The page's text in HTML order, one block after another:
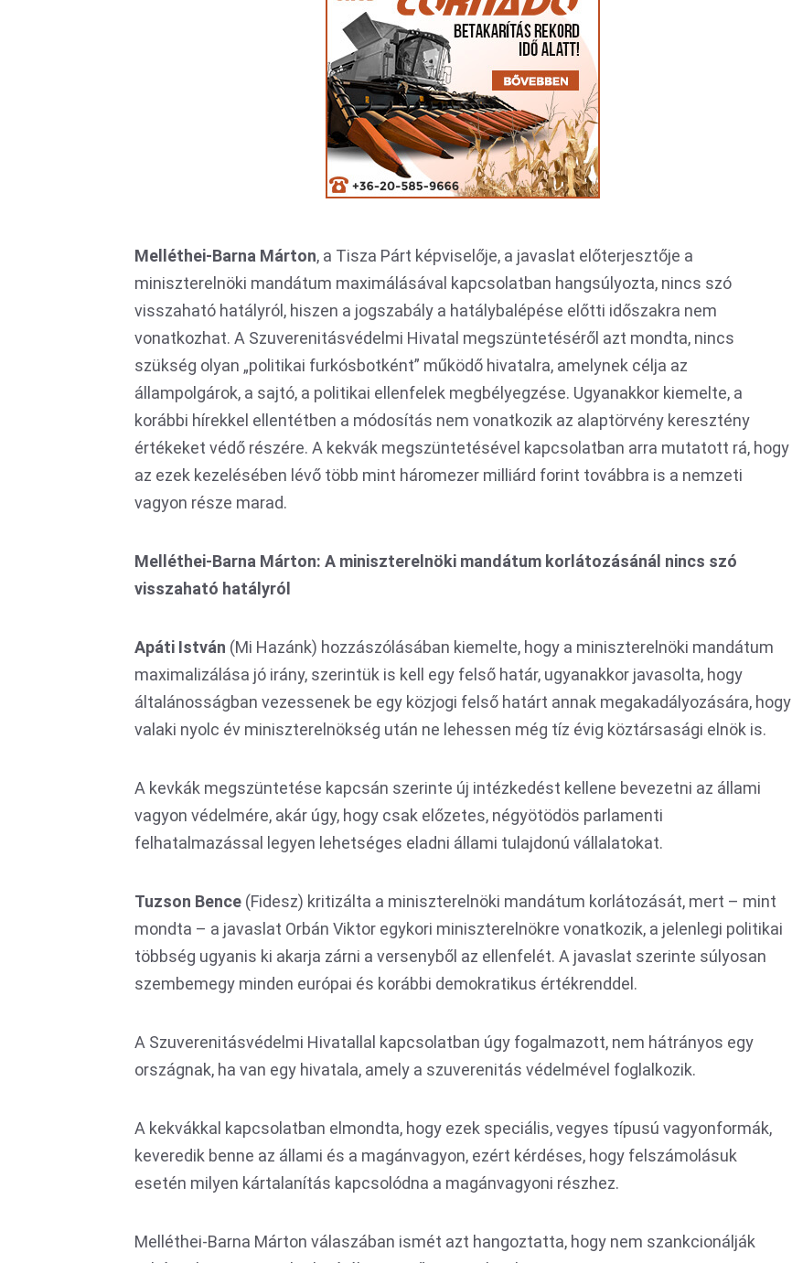
Melléthei-Barna Márton, a Tisza Párt képviselője, a javaslat előterjesztője a
miniszterelnöki mandátum maximálásával kapcsolatban hangsúlyozta, nincs szó
visszaható hatályról, hiszen a jogszabály a hatálybalépése előtti időszakra nem
vonatkozhat. A Szuverenitásvédelmi Hivatal megszüntetéséről azt mondta, nincs
szükség olyan „politikai furkósbotként” működő hivatalra, amelynek célja az
állampolgárok, a sajtó, a politikai ellenfelek megbélyegzése. Ugyanakkor kiemelte, a
korábbi hírekkel ellentétben a módosítás nem vonatkozik az alaptörvény keresztény
értékeket védő részére. A kekvák megszüntetésével kapcsolatban arra mutatott rá, hogy
az ezek kezelésében lévő több mint háromezer milliárd forint továbbra is a nemzeti
vagyon része marad.
Melléthei-Barna Márton: A miniszterelnöki mandátum korlátozásánál nincs szó
visszaható hatályról
Apáti István (Mi Hazánk) hozzászólásában kiemelte, hogy a miniszterelnöki mandátum
maximalizálása jó irány, szerintük is kell egy felső határ, ugyanakkor javasolta, hogy
általánosságban vezessenek be egy közjogi felső határt annak megakadályozására, hogy
valaki nyolc év miniszterelnökség után ne lehessen még tíz évig köztársasági elnök is.
A kevkák megszüntetése kapcsán szerinte új intézkedést kellene bevezetni az állami
vagyon védelmére, akár úgy, hogy csak előzetes, négyötödös parlamenti
felhatalmazással legyen lehetséges eladni állami tulajdonú vállalatokat.
Tuzson Bence (Fidesz) kritizálta a miniszterelnöki mandátum korlátozását, mert – mint
mondta – a javaslat Orbán Viktor egykori miniszterelnökre vonatkozik, a jelenlegi politikai
többség ugyanis ki akarja zárni a versenyből az ellenfelét. A javaslat szerinte súlyosan
szembemegy minden európai és korábbi demokratikus értékrenddel.
A Szuverenitásvédelmi Hivatallal kapcsolatban úgy fogalmazott, nem hátrányos egy
országnak, ha van egy hivatala, amely a szuverenitás védelmével foglalkozik.
A kekvákkal kapcsolatban elmondta, hogy ezek speciális, vegyes típusú vagyonformák,
keveredik benne az állami és a magánvagyon, ezért kérdéses, hogy felszámolásuk
esetén milyen kártalanítás kapcsolódna a magánvagyoni részhez.
Melléthei-Barna Márton válaszában ismét azt hangoztatta, hogy nem szankcionálják